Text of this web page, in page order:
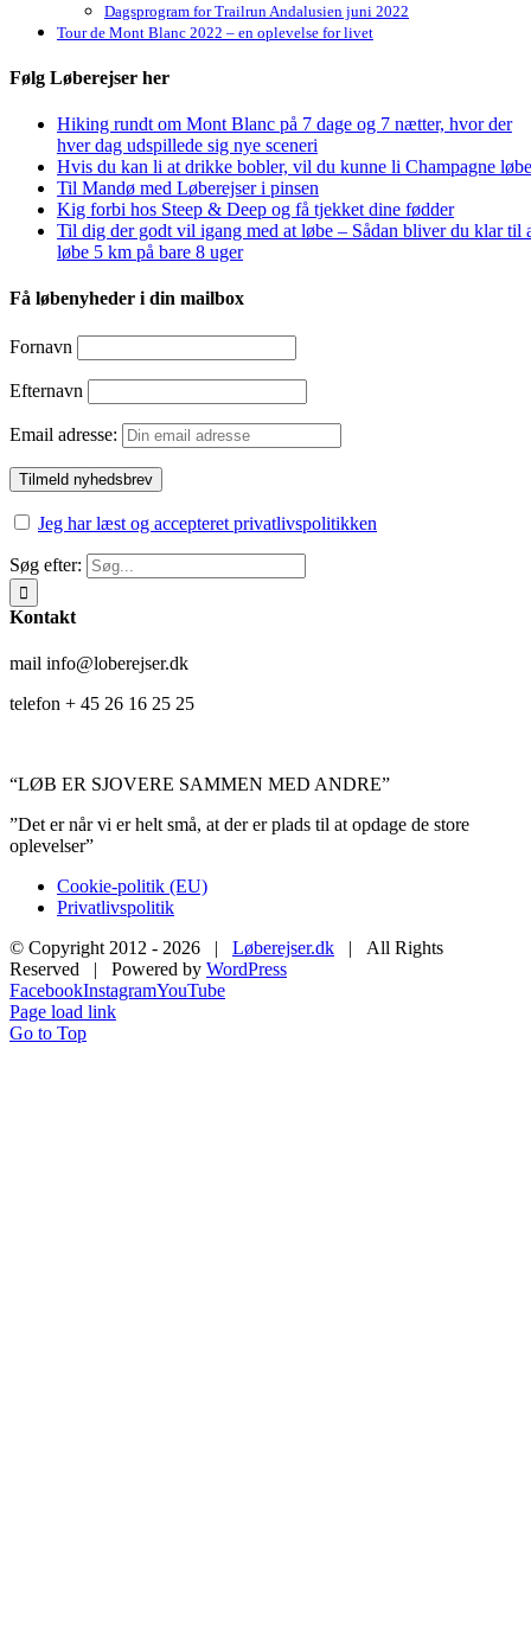
Dagsprogram for Trailrun Andalusien juni 2022
Tour de Mont Blanc 2022 – en oplevelse for livet
Følg Løberejser her
Hiking rundt om Mont Blanc på 7 dage og 7 nætter, hvor der
hver dag udspillede sig nye sceneri
Hvis du kan li at drikke bobler, vil du kunne li Champagne
Til Mandø med Løberejser i pinsen
Kig forbi hos Steep & Deep og få tjekket dine fødder
Til dig der godt vil igang med at løbe – Sådan bliver du klar til
løbe 5 km på bare 8 uger
Få løbenyheder i din mailbox
Fornavn
Efternavn
Email adresse:
Jeg har læst og accepteret privatlivspolitikken
Søg efter:
Kontakt
mail info@loberejser.dk
telefon + 45 26 16 25 25
“LØB ER SJOVERE SAMMEN MED ANDRE”
”Det er når vi er helt små, at der er plads til at opdage de store
oplevelser”
Cookie-politik (EU)
Privatlivspolitik
© Copyright 2012 - 2026 | Løberejser.dk | All Rights
Reserved | Powered by WordPress
FacebookInstagramYouTube
Page load link
Go to Top